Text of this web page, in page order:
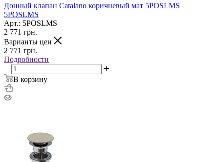
Донный клапан Catalano коричневый мат 5POSLMS
5POSLMS
Арт.: 5POSLMS
2 771 грн.
Варианты цен
2 771 грн.
Подробности
В корзину